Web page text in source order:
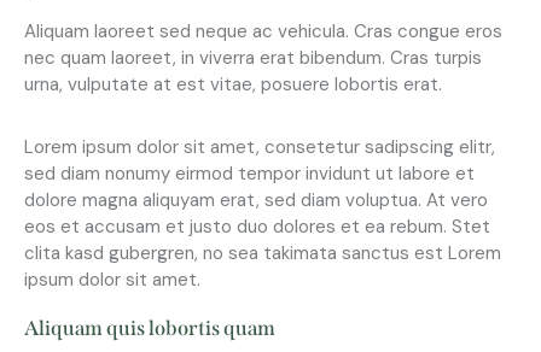
Aliquam laoreet sed neque ac vehicula. Cras congue eros
nec quam laoreet, in viverra erat bibendum. Cras turpis
urna, vulputate at est vitae, posuere lobortis erat.
Lorem ipsum dolor sit amet, consetetur sadipscing elitr,
sed diam nonumy eirmod tempor invidunt ut labore et
dolore magna aliquyam erat, sed diam voluptua. At vero
eos et accusam et justo duo dolores et ea rebum. Stet
clita kasd gubergren, no sea takimata sanctus est Lorem
ipsum dolor sit amet.
Aliquam quis lobortis quam